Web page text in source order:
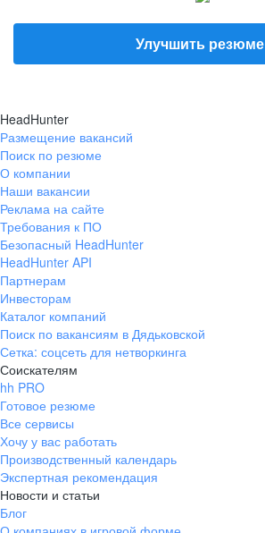
Улучшить резюме
HeadHunter
Размещение вакансий
Поиск по резюме
О компании
Наши вакансии
Реклама на сайте
Требования к ПО
Безопасный HeadHunter
HeadHunter API
Партнерам
Инвесторам
Каталог компаний
Поиск по вакансиям в Дядьковской
Сетка: соцсеть для нетворкинга
Соискателям
hh PRO
Готовое резюме
Все сервисы
Хочу у вас работать
Производственный календарь
Экспертная рекомендация
Новости и статьи
Блог